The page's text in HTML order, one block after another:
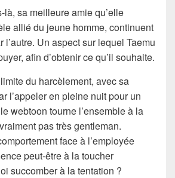
là, sa meilleure amie qu’elle
allié du jeune homme, continuent
l’autre. Un aspect sur lequel Taemu
afin d’obtenir ce qu’il souhaite.
du harcèlement, avec sa
l’appeler en pleine nuit pour un
webtoon tourne l’ensemble à la
pas très gentleman.
face à l’employée
peut-être à la toucher
succomber à la tentation ?